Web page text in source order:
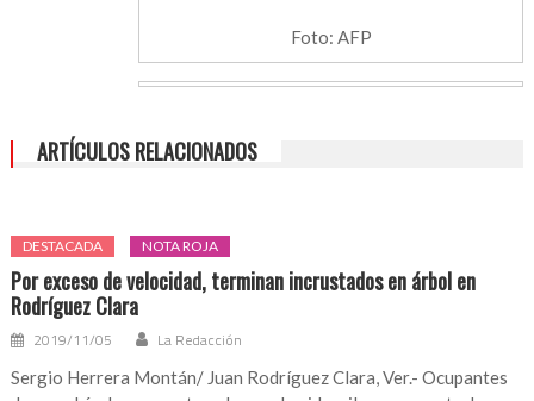
Foto: AFP
ARTÍCULOS RELACIONADOS
DESTACADA NOTA ROJA
Por exceso de velocidad, terminan incrustados en árbol en
Rodríguez Clara
2019/11/05 La Redacción
Sergio Herrera Montán/ Juan Rodríguez Clara, Ver.- Ocupantes